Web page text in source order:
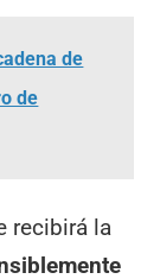
de
de
recibirá la